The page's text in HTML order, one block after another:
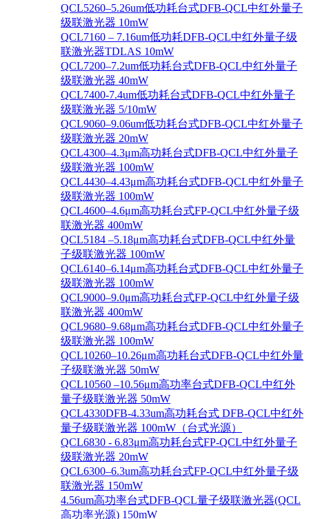
QCL5260–5.26um低功耗台式DFB-QCL中红外量子
级联激光器 10mW
QCL7160 – 7.16um低功耗DFB-QCL中红外量子级
联激光器TDLAS 10mW
QCL7200–7.2um低功耗台式DFB-QCL中红外量子
级联激光器 40mW
QCL7400-7.4um低功耗台式DFB-QCL中红外量子
级联激光器 5/10mW
QCL9060–9.06um低功耗台式DFB-QCL中红外量子
级联激光器 20mW
QCL4300–4.3μm高功耗台式DFB-QCL中红外量子
级联激光器 100mW
QCL4430–4.43μm高功耗台式DFB-QCL中红外量子
级联激光器 100mW
QCL4600–4.6μm高功耗台式FP-QCL中红外量子级
联激光器 400mW
QCL5184 –5.18μm高功耗台式DFB-QCL中红外量
子级联激光器 100mW
QCL6140–6.14μm高功耗台式DFB-QCL中红外量子
级联激光器 100mW
QCL9000–9.0μm高功耗台式FP-QCL中红外量子级
联激光器 400mW
QCL9680–9.68μm高功耗台式DFB-QCL中红外量子
级联激光器 100mW
QCL10260–10.26μm高功耗台式DFB-QCL中红外量
子级联激光器 50mW
QCL10560 –10.56μm高功率台式DFB-QCL中红外
量子级联激光器 50mW
QCL4330DFB-4.33um高功耗台式 DFB-QCL中红外
量子级联激光器 100mW（台式光源）
QCL6830 - 6.83μm高功耗台式FP-QCL中红外量子
级联激光器 20mW
QCL6300–6.3um高功耗台式FP-QCL中红外量子级
联激光器 150mW
4.56um高功率台式DFB-QCL量子级联激光器(QCL
高功率光源) 150mW